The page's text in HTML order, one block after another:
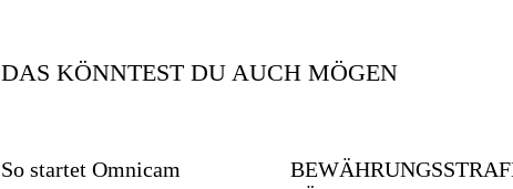
DAS KÖNNTEST DU AUCH MÖGEN
So startet Omnicam